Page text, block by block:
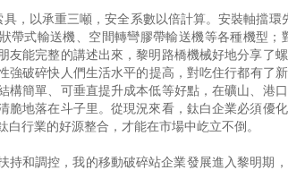
具，以承重三噸，安全系數以倍計算。安裝軸擋
帶式輸送機、空間轉彎膠帶輸送機等各種機型
友能完整的講述出來，黎明路橋機械好地分享了
強破碎快人們生活水平的提高，對吃住行都有了
構簡單、可垂直提升成本低等好點，在礦山、港
脆地落在斗子里。從現況來看，鈦白企業必須優
白行業的好源整合，才能在市場中屹立不倒。
持和調控，我的移動破碎站企業發展進入黎明期